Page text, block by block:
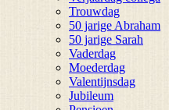
Trouwdag
50 jarige Abraham
50 jarige Sarah
Vaderdag
Moederdag
Valentijnsdag
Jubileum